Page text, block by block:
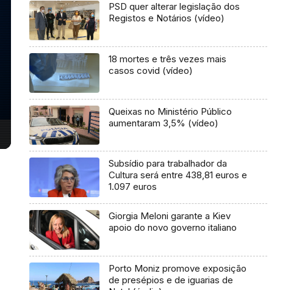
PSD quer alterar legislação dos
Registos e Notários (vídeo)
18 mortes e três vezes mais
casos covid (vídeo)
Queixas no Ministério Público
aumentaram 3,5% (vídeo)
Subsídio para trabalhador da
Cultura será entre 438,81 euros e
1.097 euros
Giorgia Meloni garante a Kiev
apoio do novo governo italiano
Porto Moniz promove exposição
de presépios e de iguarias de